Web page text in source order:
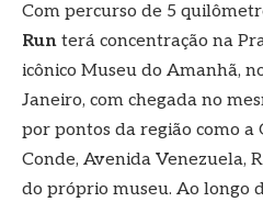
Com percurso de 5
Run terá concentração na
icônico Museu do Amanhã,
Janeiro, com chegada no
por pontos da região como
Conde, Avenida Venezuela,
do próprio museu. Ao longo